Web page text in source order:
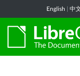
English 中